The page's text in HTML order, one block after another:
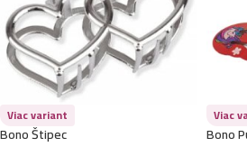
Viac variant
Bono Štipec
Viac
Bono